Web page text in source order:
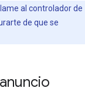
al controlador de
de que se